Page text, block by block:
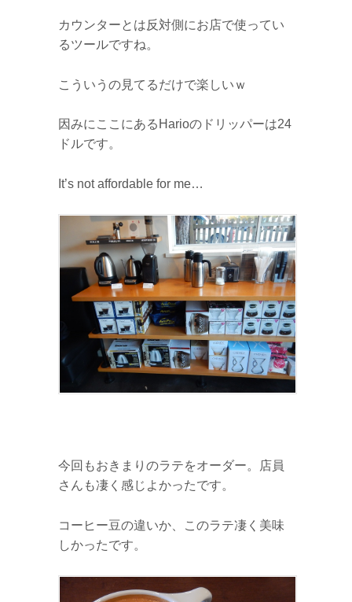
カウンターとは反対側にお店で使ってい
るツールですね。
こういうの見てるだけで楽しいｗ
因みにここにあるHarioのドリッパーは24
ドルです。
It’s not affordable for me…
今回もおきまりのラテをオーダー。店員
さんも凄く感じよかったです。
コーヒー豆の違いか、このラテ凄く美味
しかったです。